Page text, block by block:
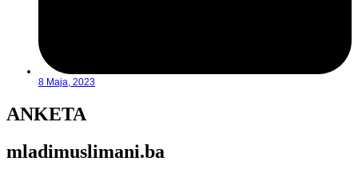
8 Maja, 2023
ANKETA
mladimuslimani.ba